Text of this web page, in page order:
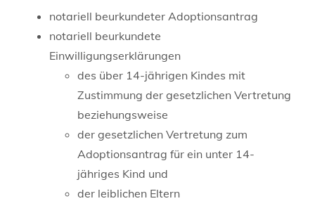
notariell beurkundeter Adoptionsantrag
notariell beurkundete
Einwilligungserklärungen
des über 14-jährigen Kindes mit
Zustimmung der gesetzlichen Vertretung
beziehungsweise
der gesetzlichen Vertretung zum
Adoptionsantrag für ein unter 14-
jähriges Kind und
der leiblichen Eltern